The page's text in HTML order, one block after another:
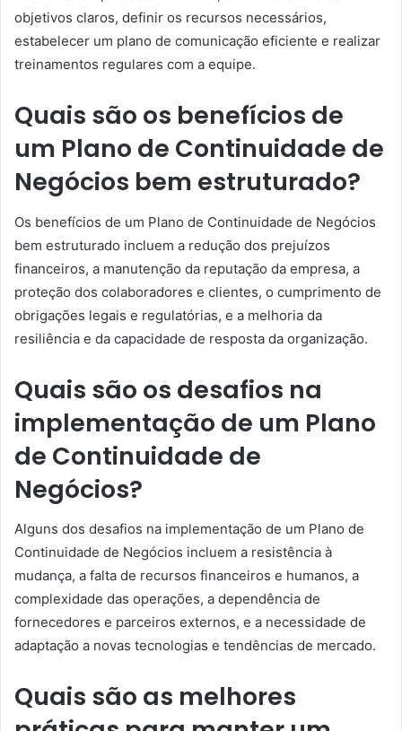
objetivos claros, definir os recursos necessários,
estabelecer um plano de comunicação eficiente e realizar
treinamentos regulares com a equipe.
Quais são os benefícios de
um Plano de Continuidade de
Negócios bem estruturado?
Os benefícios de um Plano de Continuidade de Negócios
bem estruturado incluem a redução dos prejuízos
financeiros, a manutenção da reputação da empresa, a
proteção dos colaboradores e clientes, o cumprimento de
obrigações legais e regulatórias, e a melhoria da
resiliência e da capacidade de resposta da organização.
Quais são os desafios na
implementação de um Plano
de Continuidade de
Negócios?
Alguns dos desafios na implementação de um Plano de
Continuidade de Negócios incluem a resistência à
mudança, a falta de recursos financeiros e humanos, a
complexidade das operações, a dependência de
fornecedores e parceiros externos, e a necessidade de
adaptação a novas tecnologias e tendências de mercado.
Quais são as melhores